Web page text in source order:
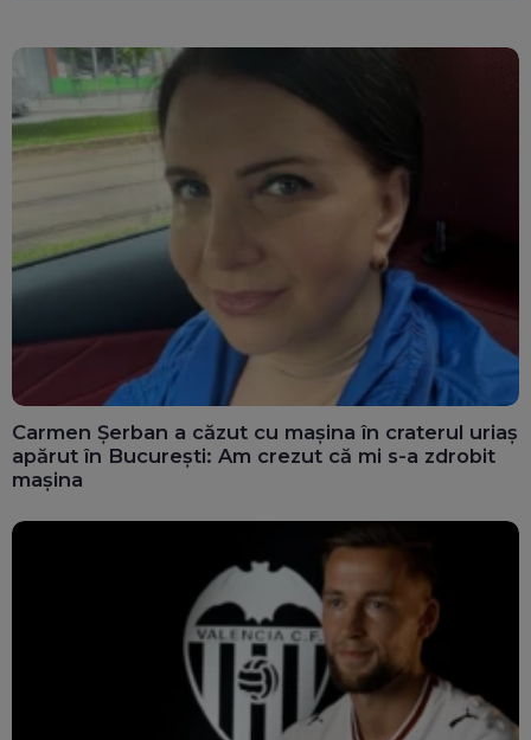
Carmen Șerban a căzut cu mașina în craterul uriaș
apărut în București: Am crezut că mi s-a zdrobit
mașina